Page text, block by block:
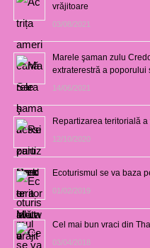
vrăjitoare
03/08/2021
Marele şaman zulu
extraterestră a poporului
14/06/2021
Repartizarea teritorială
12/10/2020
Ecoturismul se va baza
01/02/2019
Cel mai bun vraci din
03/04/2018